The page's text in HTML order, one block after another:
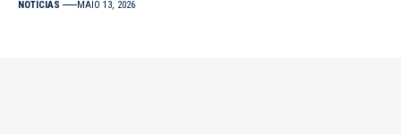
NOTÍCIAS MAIO 13, 2026